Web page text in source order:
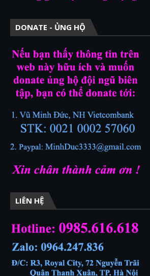
DONATE - ỦNG HỘ
LIÊN HỆ